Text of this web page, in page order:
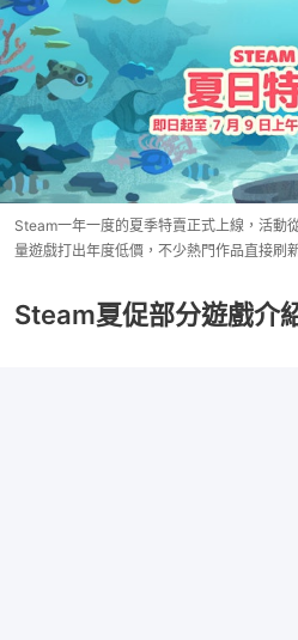
Steam一年一度的夏季特賣正式上線，活動
量遊戲打出年度低價，不少熱門作品直接刷
Steam夏促部分遊戲介